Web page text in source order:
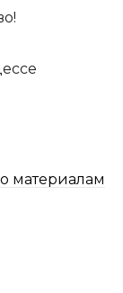
материалам